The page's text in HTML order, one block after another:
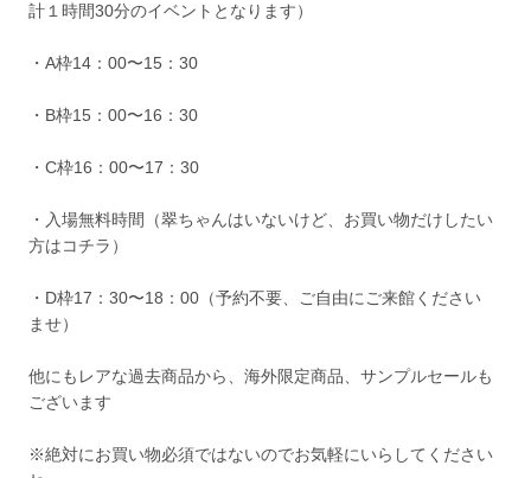
計１時間30分のイベントとなります）
・A枠14：00〜15：30
・B枠15：00〜16：30
・C枠16：00〜17：30
・入場無料時間（翠ちゃんはいないけど、お買い物だけしたい
方はコチラ）
・D枠17：30〜18：00（予約不要、ご自由にご来館ください
ませ）
他にもレアな過去商品から、海外限定商品、サンプルセールも
ございます
※絶対にお買い物必須ではないのでお気軽にいらしてください